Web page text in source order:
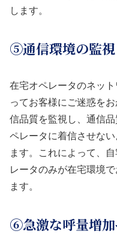
します。
⑤通信環境の監視
在宅オペレータのネッ
ってお客様にご迷惑を
信品質を監視し、通信
ペレータに着信させな
ます。これによって、
レータのみが在宅環境
ます。
⑥急激な呼量増